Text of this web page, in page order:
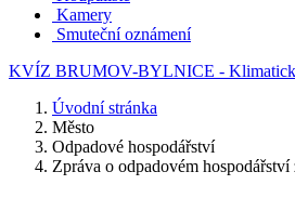
Kamery
Smuteční oznámení
KVÍZ BRUMOV-BYLNICE -
Úvodní stránka
Město
Odpadové hospodářství
Zpráva o odpadovém hospodářství